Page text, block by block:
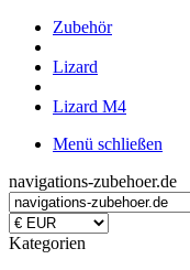
Zubehör
Lizard
Lizard M4
Menü schließen
navigations-zubehoer.de
Kategorien